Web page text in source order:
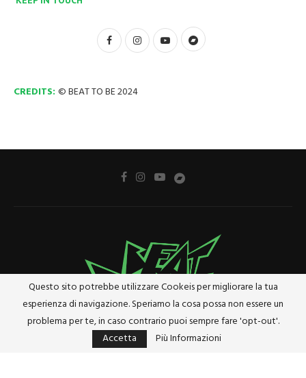
CREDITS: © BEAT TO BE 2024
Cookie Policy
Questo sito potrebbe utilizzare Cookeis per migliorare la tua
esperienza di navigazione. Speriamo la cosa possa non essere un
problema per te, in caso contrario puoi sempre fare 'opt-out'.
Accetta
Più Informazioni